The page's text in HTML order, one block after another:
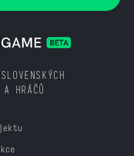
HRÁČŮ